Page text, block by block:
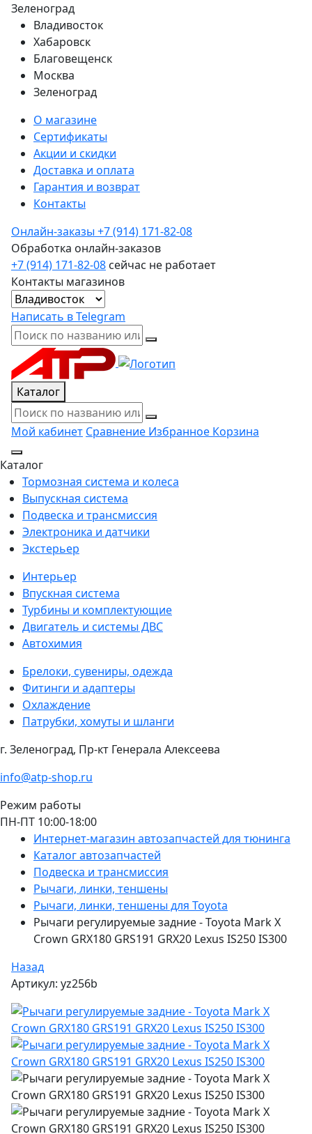
Зеленоград
Владивосток
Хабаровск
Благовещенск
Москва
Зеленоград
О магазине
Сертификаты
Акции и скидки
Доставка и оплата
Гарантия и возврат
Контакты
Онлайн-заказы +7 (914) 171-82-08
Обработка онлайн-заказов
+7 (914) 171-82-08 сейчас не работает
Контакты магазинов
Написать в Telegram
Каталог
Мой кабинет Сравнение Избранное Корзина
Каталог
Тормозная система и колеса
Выпускная система
Подвеска и трансмиссия
Электроника и датчики
Экстерьер
Интерьер
Впускная система
Турбины и комплектующие
Двигатель и системы ДВС
Автохимия
Брелоки, сувениры, одежда
Фитинги и адаптеры
Охлаждение
Патрубки, хомуты и шланги
г. Зеленоград, Пр-кт Генерала Алексеева
info@atp-shop.ru
Режим работы
ПН-ПТ 10:00-18:00
Интернет-магазин автозапчастей для тюнинга
Каталог автозапчастей
Подвеска и трансмиссия
Рычаги, линки, теншены
Рычаги, линки, теншены для Toyota
Рычаги регулируемые задние - Toyota Mark X
Crown GRX180 GRS191 GRX20 Lexus IS250 IS300
Назад
Артикул: yz256b